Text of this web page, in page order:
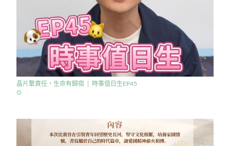
晶片繫責任，生命有歸宿 │ 時事值日生EP45
access_time